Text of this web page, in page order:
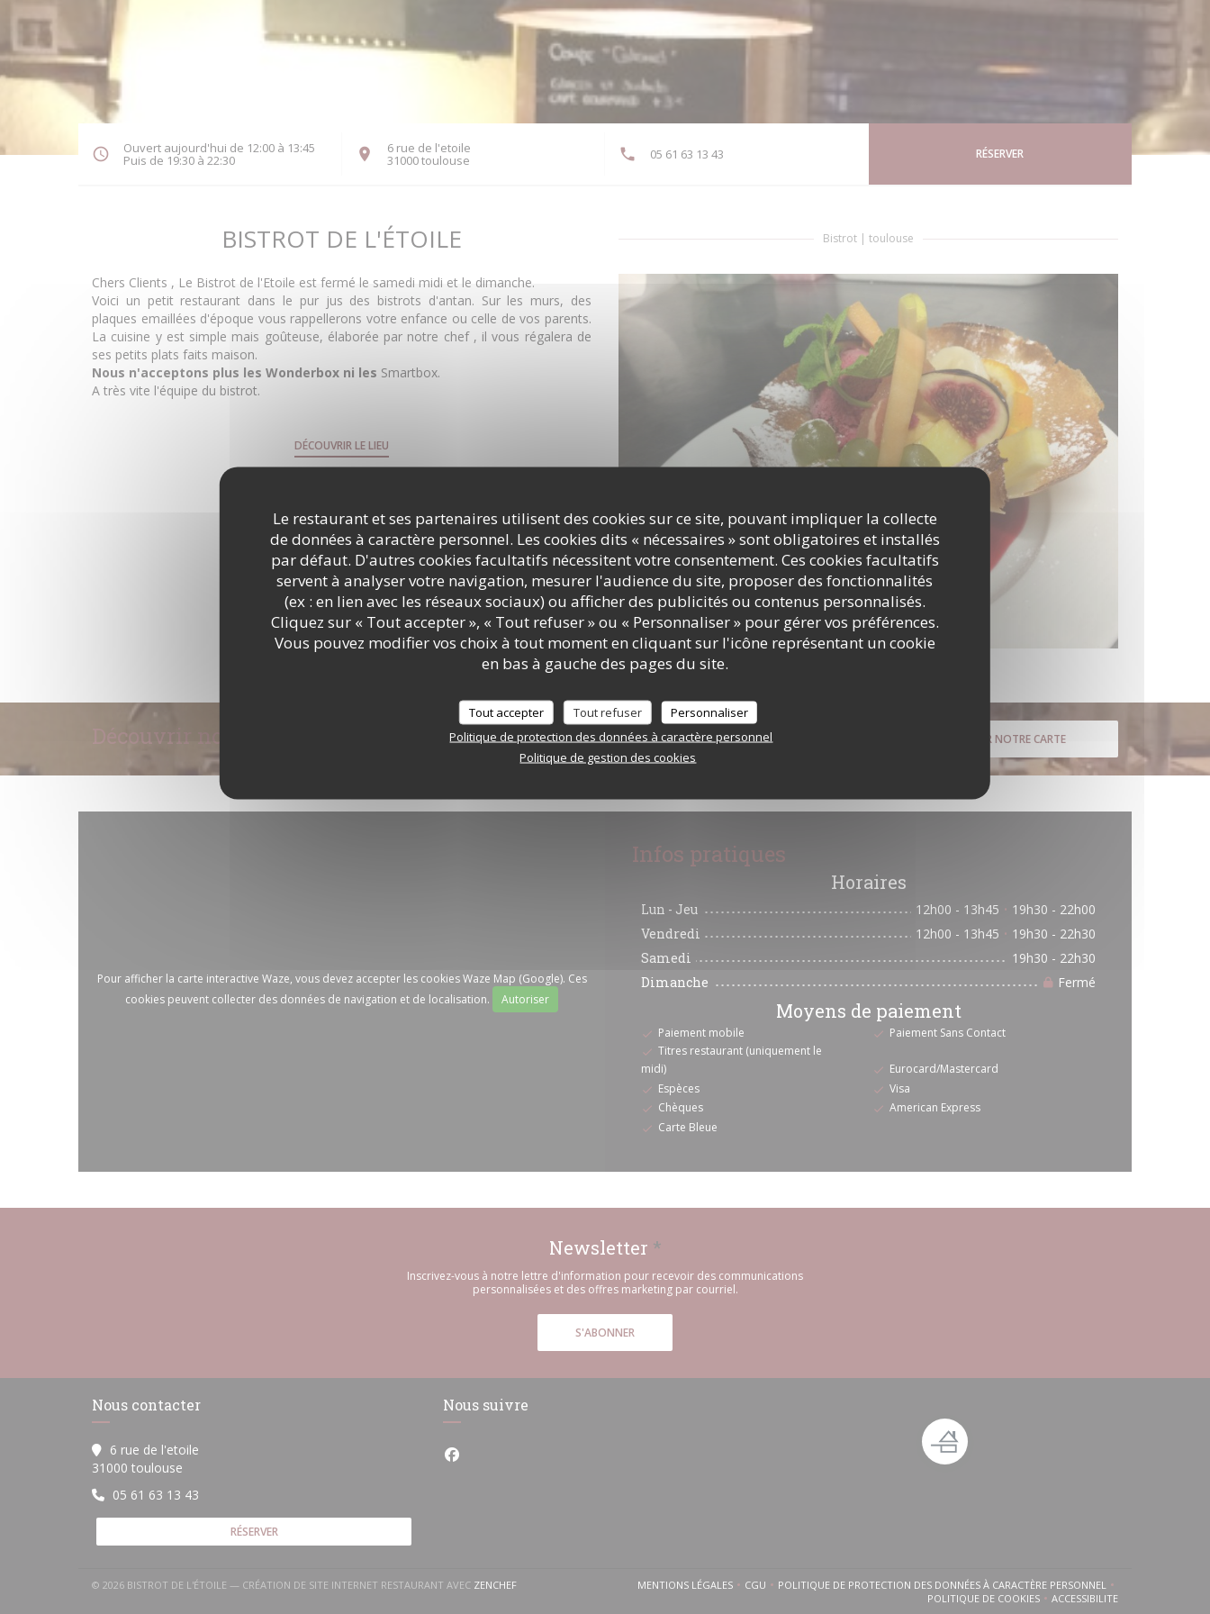
Le restaurant et ses partenaires utilisent des cookies sur ce site, pouvant impliquer la collecte
de données à caractère personnel. Les cookies dits « nécessaires » sont obligatoires et installés
par défaut. D'autres cookies facultatifs nécessitent votre consentement. Ces cookies facultatifs
servent à analyser votre navigation, mesurer l'audience du site, proposer des fonctionnalités
(ex : en lien avec les réseaux sociaux) ou afficher des publicités ou contenus personnalisés.
Cliquez sur « Tout accepter », « Tout refuser » ou « Personnaliser » pour gérer vos préférences.
Vous pouvez modifier vos choix à tout moment en cliquant sur l'icône représentant un cookie
en bas à gauche des pages du site.
Tout accepter Tout refuser
Personnaliser
Politique de protection des données à caractère personnel
Politique de gestion des cookies
Ouvert aujourd'hui de 12:00 à 13:45
Puis de 19:30 à 22:30
6 rue de l'etoile
31000 toulouse((ouvre une nouvelle fenêtre)) 05 61 63 13 43 RÉSERVER
BISTROT DE L'ÉTOILE Bistrot | toulouse
Chers Clients , Le Bistrot de l'Etoile est fermé le samedi midi et le dimanche.
Voici un petit restaurant dans le pur jus des bistrots d'antan. Sur les murs, des
plaques emaillées d'époque vous rappellerons votre enfance ou celle de vos parents.
La cuisine y est simple mais goûteuse, élaborée par notre chef , il vous régalera de
ses petits plats faits maison.
Nous n'acceptons plus les Wonderbox ni les Smartbox.
A très vite l'équipe du bistrot.
DÉCOUVRIR LE LIEU
Découvrir notre carte DÉCOUVRIR NOTRE CARTE
Pour afficher la carte interactive Waze, vous devez accepter les cookies Waze Map (Google). Ces
cookies peuvent collecter des données de navigation et de localisation.
Autoriser
Infos pratiques
Horaires
Lun - Jeu 12h00 - 13h45 • 19h30 - 22h00
Vendredi
12h00 - 13h45 • 19h30 - 22h30
Samedi
19h30 - 22h30
Dimanche
Fermé
Moyens de paiement
Paiement mobile
Paiement Sans Contact
Titres restaurant (uniquement le
midi)
Eurocard/Mastercard
Espèces
Visa
Chèques
American Express
Carte Bleue
Newsletter *
Inscrivez-vous à notre lettre d'information pour recevoir des communications
personnalisées et des offres marketing par courriel.
S'ABONNER
Nous contacter
6 rue de l'etoile
31000 toulouse
05 61 63 13 43
RÉSERVER
Nous suivre
Facebook ((ouvre une nouvelle fenêtre))
© 2026 BISTROT DE L'ÉTOILE — CRÉATION DE SITE INTERNET RESTAURANT AVEC ZENCHEF((OUVRE UNE NOUVELLE FENÊTRE))MENTIONS LÉGALES((OUVRE UNE NOUVELLE FENÊTRE))
CGU((OUVRE UNE NOUVELLE FENÊTRE))
POLITIQUE DE PROTECTION DES DONNÉES À CARACTÈRE PERSONNEL
((OUVRE UNE NOUVELLE FENÊTRE))
POLITIQUE DE COOKIES((OUVRE UNE NOUVELLE FENÊTRE))
ACCESSIBILITE((OUVRE UNE NOUVELLE